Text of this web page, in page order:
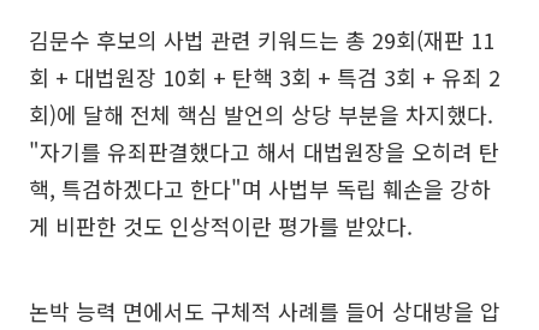
김문수 후보의 사법 관련 키워드는 총 29회(재판 11
회 + 대법원장 10회 + 탄핵 3회 + 특검 3회 + 유죄 2
회)에 달해 전체 핵심 발언의 상당 부분을 차지했다.
"자기를 유죄판결했다고 해서 대법원장을 오히려 탄
핵, 특검하겠다고 한다"며 사법부 독립 훼손을 강하
게 비판한 것도 인상적이란 평가를 받았다.
논박 능력 면에서도 구체적 사례를 들어 상대방을 압